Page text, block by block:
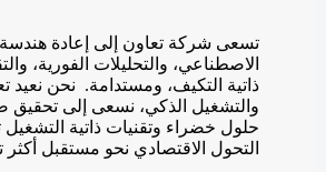
تسعى شركة تعاون إلى إعادة هندسة
الاصطناعي، والتحليلات الفورية،
ذاتية التكيف، ومستدامة. نحن نعيد
والتشغيل الذكي، نسعى إلى تحقيق
التحول الاقتصادي نحو مستقبل أكثر